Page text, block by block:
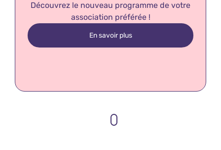
Découvrez le nouveau programme de votre
association préférée !
En savoir plus